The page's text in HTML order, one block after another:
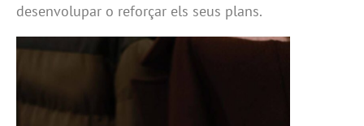
desenvolupar o reforçar els seus plans.